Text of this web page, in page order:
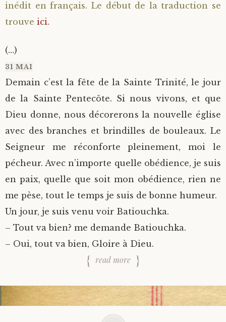
inédit en français. Le début de la traduction se
trouve ici.
(…)
31 MAI
Demain c’est la fête de la Sainte Trinité, le jour
de la Sainte Pentecôte. Si nous vivons, et que
Dieu donne, nous décorerons la nouvelle église
avec des branches et brindilles de bouleaux. Le
Seigneur me réconforte pleinement, moi le
pécheur. Avec n’importe quelle obédience, je suis
en paix, quelle que soit mon obédience, rien ne
me pèse, tout le temps je suis de bonne humeur.
Un jour, je suis venu voir Batiouchka.
– Tout va bien? me demande Batiouchka.
– Oui, tout va bien, Gloire à Dieu.
read more